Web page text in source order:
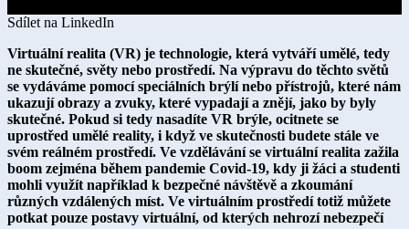
Sdílet na LinkedIn
Virtuální realita (VR) je technologie, která vytváří umělé, tedy
ne skutečné, světy nebo prostředí. Na výpravu do těchto světů
se vydáváme pomocí speciálních brýlí nebo přístrojů, které nám
ukazují obrazy a zvuky, které vypadají a znějí, jako by byly
skutečné. Pokud si tedy nasadíte VR brýle, ocitnete se
uprostřed umělé reality, i když ve skutečnosti budete stále ve
svém reálném prostředí. Ve vzdělávání se virtuální realita zažila
boom zejména během pandemie Covid-19, kdy ji žáci a studenti
mohli využít například k bezpečné návštěvě a zkoumání
různých vzdálených míst. Ve virtuálním prostředí totiž můžete
potkat pouze postavy virtuální, od kterých nehrozí nebezpečí